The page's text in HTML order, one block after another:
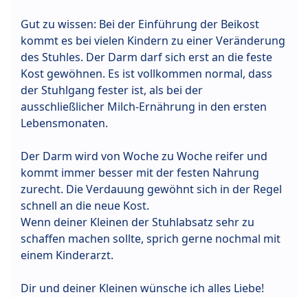
Gut zu wissen: Bei der Einführung der Beikost
kommt es bei vielen Kindern zu einer Veränderung
des Stuhles. Der Darm darf sich erst an die feste
Kost gewöhnen. Es ist vollkommen normal, dass
der Stuhlgang fester ist, als bei der
ausschließlicher Milch-Ernährung in den ersten
Lebensmonaten.
Der Darm wird von Woche zu Woche reifer und
kommt immer besser mit der festen Nahrung
zurecht. Die Verdauung gewöhnt sich in der Regel
schnell an die neue Kost.
Wenn deiner Kleinen der Stuhlabsatz sehr zu
schaffen machen sollte, sprich gerne nochmal mit
einem Kinderarzt.
Dir und deiner Kleinen wünsche ich alles Liebe!